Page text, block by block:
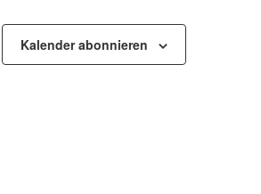
Kalender abonnieren